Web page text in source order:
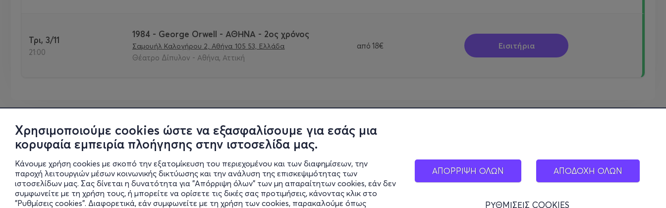
Χρησιμοποιούμε cookies ώστε να εξασφαλίσουμε για εσάς μια
κορυφαία εμπειρία πλοήγησης στην ιστοσελίδα μας.
Κάνουμε χρήση cookies με σκοπό την εξατομίκευση του περιεχομένου και των διαφημίσεων, την
παροχή λειτουργιών μέσων κοινωνικής δικτύωσης και την ανάλυση της επισκεψιμότητας των
ιστοσελίδων μας. Σας δίνεται η δυνατότητα για "Απόρριψη όλων" των μη απαραίτητων cookies, εάν δεν
συμφωνείτε με τη χρήση τους, ή μπορείτε να ορίσετε τις δικές σας προτιμήσεις, κάνοντας κλικ στο
"Ρυθμίσεις cookies". Διαφορετικά, εάν συμφωνείτε με τη χρήση των cookies, παρακαλούμε όπως
ΑΠΟΡΡΙΨΗ ΟΛΩΝ ΑΠΟΔΟΧΗ ΟΛΩΝ
ΡΥΘΜΙΣΕΙΣ COOKIES
Τρι, 3/11
21:00
1984 - George Orwell - ΑΘΗΝΑ - 2ος χρόνος
Σαμουήλ Καλογήρου 2, Αθήνα 105 53, Ελλάδα
Θέατρο Δίπυλον - Αθήνα, Αττική
από 18€ Εισιτήρια